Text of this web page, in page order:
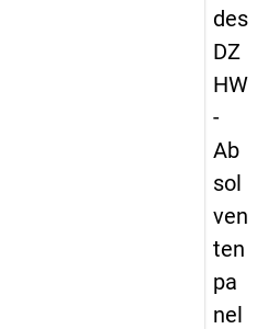
des
DZ
HW
-
Ab
sol
ven
ten
pa
nel